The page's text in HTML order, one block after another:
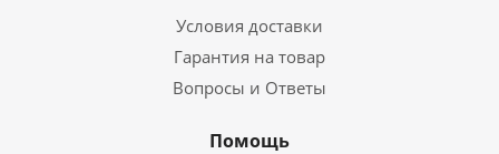
Условия доставки
Гарантия на товар
Вопросы и Ответы
Помощь